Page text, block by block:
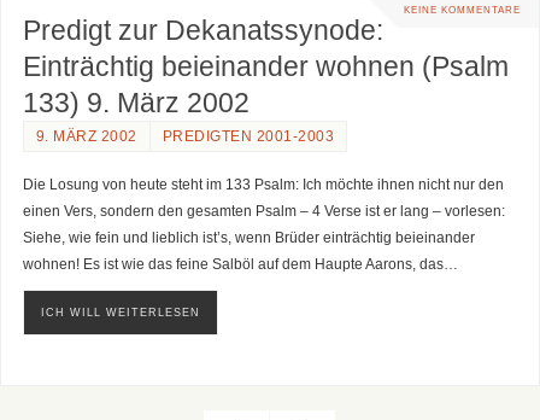
KEINE KOMMENTARE
Predigt zur Dekanatssynode:
Einträchtig beieinander wohnen (Psalm
133) 9. März 2002
9. MÄRZ 2002 PREDIGTEN 2001-2003
Die Losung von heute steht im 133 Psalm: Ich möchte ihnen nicht nur den
einen Vers, sondern den gesamten Psalm – 4 Verse ist er lang – vorlesen:
Siehe, wie fein und lieblich ist’s, wenn Brüder einträchtig beieinander
wohnen! Es ist wie das feine Salböl auf dem Haupte Aarons, das…
ICH WILL WEITERLESEN